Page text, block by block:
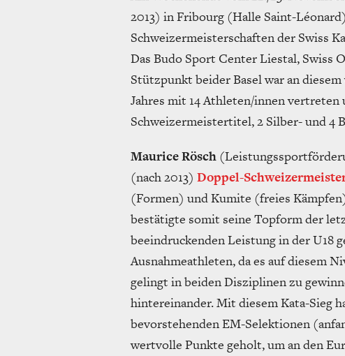
2013) in Fribourg (Halle Saint-
Schweizermeisterschaften der Swiss
Das Budo Sport Center Liestal, Swiss
Stützpunkt beider Basel war an
Jahres mit 14 Athleten/innen vertreten
Schweizermeistertitel, 2 Silber- und 4
Maurice Rösch
(nach 2013) Doppel-
(Formen) und Kumite (freies
bestätigte somit seine Topform der
beeindruckenden Leistung in der U18
Ausnahmeathleten, da es auf diesem
gelingt in beiden Disziplinen zu
hintereinander. Mit diesem Kata-Sieg
bevorstehenden EM-Selektionen
wertvolle Punkte geholt, um an den